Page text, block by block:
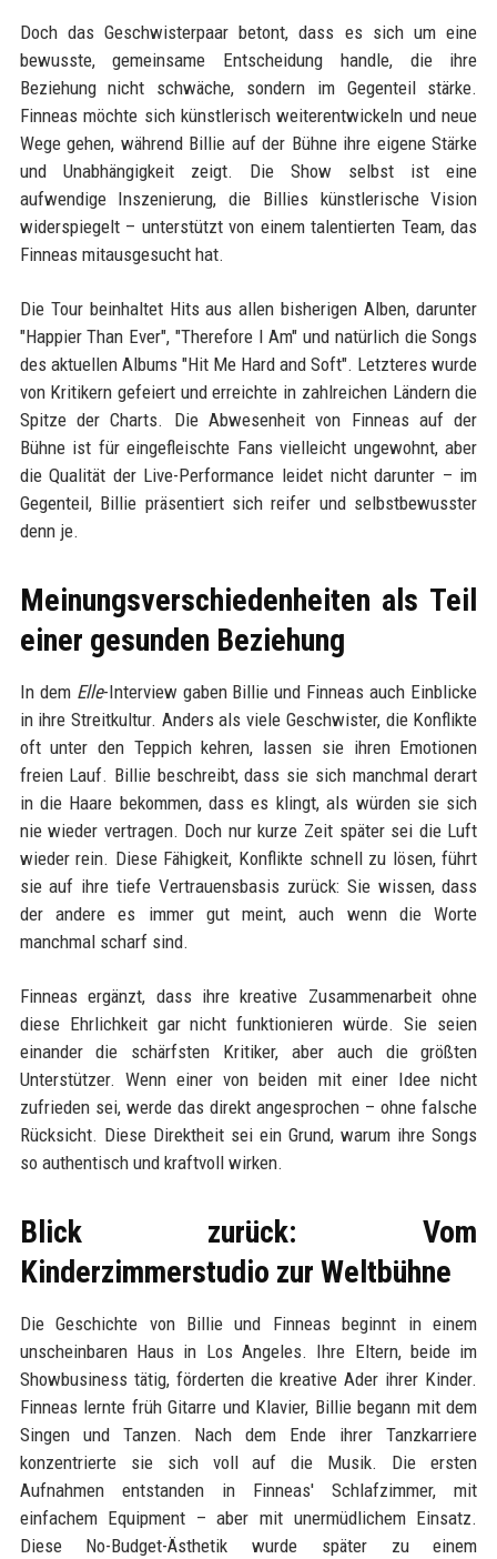
Doch das Geschwisterpaar betont, dass es sich um eine
bewusste, gemeinsame Entscheidung handle, die ihre
Beziehung nicht schwäche, sondern im Gegenteil stärke.
Finneas möchte sich künstlerisch weiterentwickeln und neue
Wege gehen, während Billie auf der Bühne ihre eigene Stärke
und Unabhängigkeit zeigt. Die Show selbst ist eine
aufwendige Inszenierung, die Billies künstlerische Vision
widerspiegelt – unterstützt von einem talentierten Team, das
Finneas mitausgesucht hat.
Die Tour beinhaltet Hits aus allen bisherigen Alben, darunter
"Happier Than Ever", "Therefore I Am" und natürlich die Songs
des aktuellen Albums "Hit Me Hard and Soft". Letzteres wurde
von Kritikern gefeiert und erreichte in zahlreichen Ländern die
Spitze der Charts. Die Abwesenheit von Finneas auf der
Bühne ist für eingefleischte Fans vielleicht ungewohnt, aber
die Qualität der Live-Performance leidet nicht darunter – im
Gegenteil, Billie präsentiert sich reifer und selbstbewusster
denn je.
Meinungsverschiedenheiten als Teil
einer gesunden Beziehung
In dem Elle-Interview gaben Billie und Finneas auch Einblicke
in ihre Streitkultur. Anders als viele Geschwister, die Konflikte
oft unter den Teppich kehren, lassen sie ihren Emotionen
freien Lauf. Billie beschreibt, dass sie sich manchmal derart
in die Haare bekommen, dass es klingt, als würden sie sich
nie wieder vertragen. Doch nur kurze Zeit später sei die Luft
wieder rein. Diese Fähigkeit, Konflikte schnell zu lösen, führt
sie auf ihre tiefe Vertrauensbasis zurück: Sie wissen, dass
der andere es immer gut meint, auch wenn die Worte
manchmal scharf sind.
Finneas ergänzt, dass ihre kreative Zusammenarbeit ohne
diese Ehrlichkeit gar nicht funktionieren würde. Sie seien
einander die schärfsten Kritiker, aber auch die größten
Unterstützer. Wenn einer von beiden mit einer Idee nicht
zufrieden sei, werde das direkt angesprochen – ohne falsche
Rücksicht. Diese Direktheit sei ein Grund, warum ihre Songs
so authentisch und kraftvoll wirken.
Blick zurück: Vom
Kinderzimmerstudio zur Weltbühne
Die Geschichte von Billie und Finneas beginnt in einem
unscheinbaren Haus in Los Angeles. Ihre Eltern, beide im
Showbusiness tätig, förderten die kreative Ader ihrer Kinder.
Finneas lernte früh Gitarre und Klavier, Billie begann mit dem
Singen und Tanzen. Nach dem Ende ihrer Tanzkarriere
konzentrierte sie sich voll auf die Musik. Die ersten
Aufnahmen entstanden in Finneas' Schlafzimmer, mit
einfachem Equipment – aber mit unermüdlichem Einsatz.
Diese No-Budget-Ästhetik wurde später zu einem